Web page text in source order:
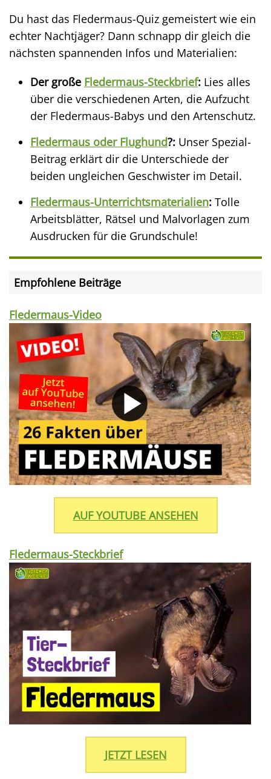
Du hast das Fledermaus-Quiz gemeistert wie ein
echter Nachtjäger? Dann schnapp dir gleich die
nächsten spannenden Infos und Materialien:
Der große Fledermaus-Steckbrief: Lies alles
über die verschiedenen Arten, die Aufzucht
der Fledermaus-Babys und den Artenschutz.
Fledermaus oder Flughund?: Unser Spezial-
Beitrag erklärt dir die Unterschiede der
beiden ungleichen Geschwister im Detail.
Fledermaus-Unterrichtsmaterialien: Tolle
Arbeitsblätter, Rätsel und Malvorlagen zum
Ausdrucken für die Grundschule!
Empfohlene Beiträge
Fledermaus-Video
AUF YOUTUBE ANSEHEN
Fledermaus-Steckbrief
JETZT LESEN